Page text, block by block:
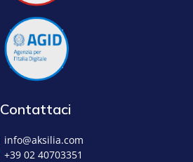
Contattaci
info@aksilia.com
+39 02 40703351